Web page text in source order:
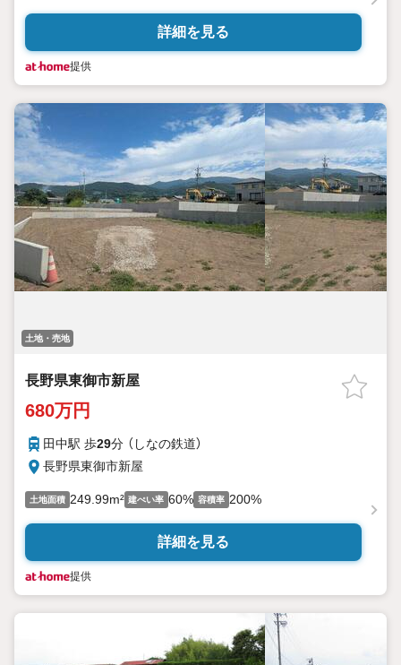
詳細を見る
提供
土地・売地
長野県東御市新屋
680万円
田中駅 歩29分 （しなの鉄道）
長野県東御市新屋
土地面積 249.99m² 建ぺい率 60% 容積率 200%
詳細を見る
提供